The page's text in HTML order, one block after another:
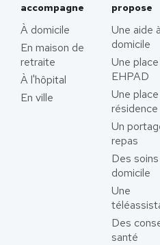
accompagne
À domicile
En maison de
retraite
À l'hôpital
En ville
propose
Une aide à
domicile
Une
EHPAD
Une
résidence
Un
repas
Des soins
domicile
Une
Des
santé